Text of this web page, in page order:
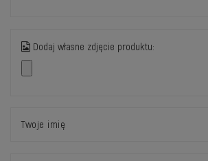
Dodaj własne zdjęcie produktu:
Twoje imię